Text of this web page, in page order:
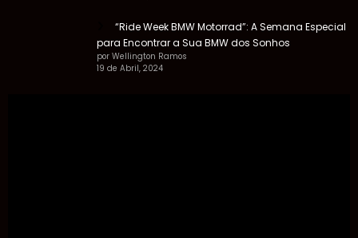
“Ride Week BMW Motorrad”: A Semana Especial
para Encontrar a Sua BMW dos Sonhos
por Wellington Ramos
19 de Abril, 2024